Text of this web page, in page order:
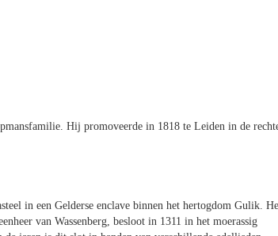
Hij promoveerde in 1818 te Leiden in de
in een Gelderse enclave binnen het hertogdom Gulik.
van Wassenberg, besloot in 1311 in het moerassig